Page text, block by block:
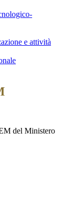
e attività
del Ministero